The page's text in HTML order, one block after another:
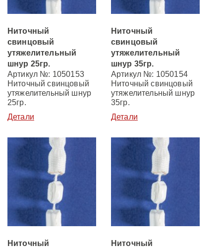
Ниточный
свинцовый
утяжелительный
шнур 25гр.
Артикул №: 1050153
Ниточный свинцовый
утяжелительный шнур
25гр.
Детали
Ниточный
свинцовый
утяжелительный
шнур 35гр.
Артикул №: 1050154
Ниточный свинцовый
утяжелительный шнур
35гр.
Детали
Ниточный
Ниточный